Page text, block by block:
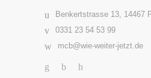
Benkertstrasse 13, 14467
0331 23 54 53 99
mcb@wie-weiter-jetzt.de